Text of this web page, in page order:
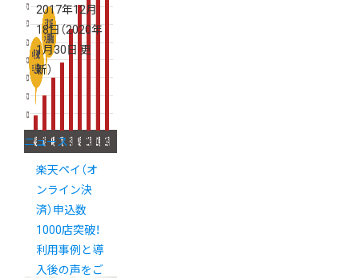
2017年12月
18日 （2020年
1月30日 更
新）
ニュース
楽天ペイ（オ
ンライン決
済）申込数
1000店突破！
利用事例と導
入後の声をご